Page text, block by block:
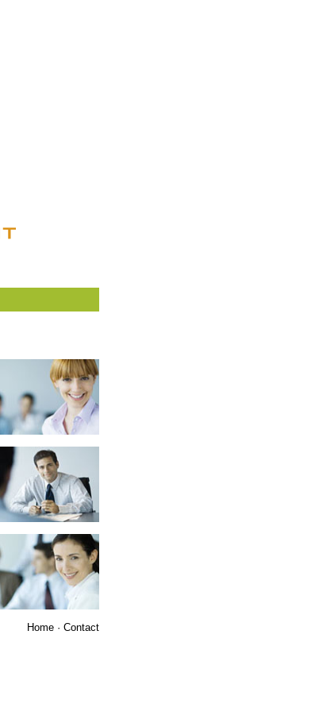
Home · Contact